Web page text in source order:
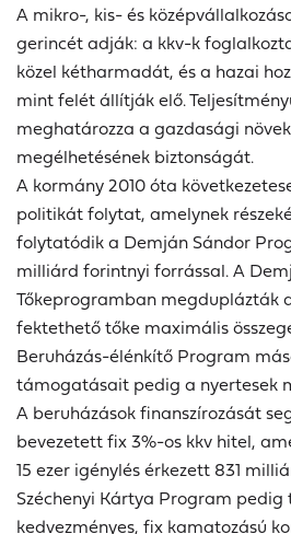
A mikro-, kis- és
gerincét adják: a kkv-k
közel kétharmadát, és a hazai
mint felét állítják elő.
meghatározza a gazdasági
megélhetésének biztonságát.
A kormány 2010 óta
politikát folytat, amelynek
folytatódik a Demján Sándor
milliárd forintnyi forrással. A
Tőkeprogramban megduplázták
fektethető tőke maximális
Beruházás-élénkítő Program
támogatásait pedig a nyertesek
A beruházások finanszírozását
bevezetett fix 3%-os kkv hitel,
15 ezer igénylés érkezett 831
Széchenyi Kártya Program
kedvezményes, fix kamatozású